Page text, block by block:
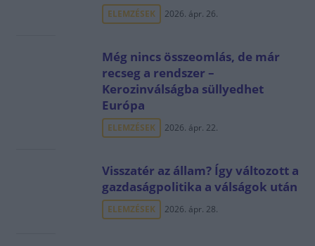
ELEMZÉSEK 2026. ápr. 26.
Még nincs összeomlás, de már
recseg a rendszer –
Kerozinválságba süllyedhet
Európa
ELEMZÉSEK 2026. ápr. 22.
Visszatér az állam? Így változott a
gazdaságpolitika a válságok után
ELEMZÉSEK 2026. ápr. 28.